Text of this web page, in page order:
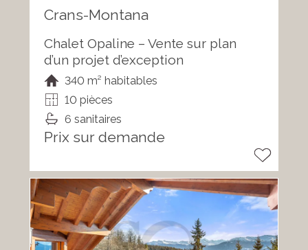
Crans-Montana
Chalet Opaline – Vente sur plan
d’un projet d’exception
340 m² habitables
10 pièces
6 sanitaires
Prix sur demande